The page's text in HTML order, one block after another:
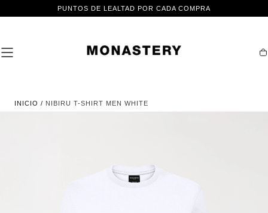
CONTENIDO
PUNTOS DE LEALTAD POR CADA COMPRA
INICIO / NIBIRU T-SHIRT MEN WHITE